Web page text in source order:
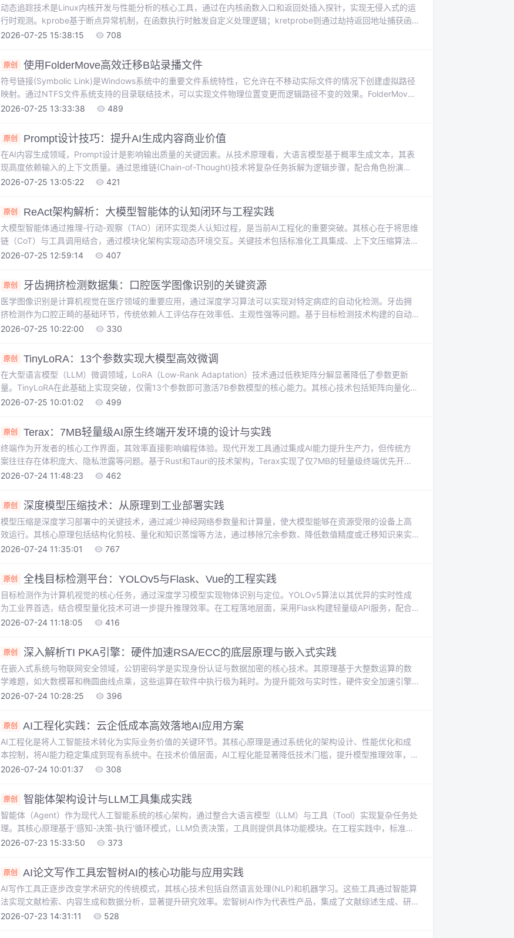
动态追踪技术是Linux内核开发与性能分析的核心工具，通过在内核函数入口和返回处插入探针，实现无侵入式的运
行时观测。kprobe基于断点异常机制，在函数执行时触发自定义处理逻辑；kretprobe则通过劫持返回地址捕获函
数返回值，两者协同可完整追踪函数调用链。这种技术在性能优化、延迟分析等场景具有重要价值，特别是在高频
性，成为构建可观测性系统的关键技术组件。
2026-07-25 15:38:15 708
原创 使用FolderMove高效迁移B站录播文件
符号链接(Symbolic Link)是Windows系统中的重要文件系统特性，它允许在不移动实际文件的情况下创建虚拟路径
映射。通过NTFS文件系统支持的目录联结技术，可以实现文件物理位置变更而逻辑路径不变的效果。FolderMove
工具基于这一原理，为B站UP主等需要管理大量视频文件的用户提供了完美的存储解决方案。该工具通过创建符号
应用程序继续正常访问。特别适合处理B站录播姬生成的分散视频文件，有效解决了传
2026-07-25 13:33:38 489
原创 Prompt设计技巧：提升AI生成内容商业价值
在AI内容生成领域，Prompt设计是影响输出质量的关键因素。从技术原理看，大语言模型基于概率生成文本，其表
现高度依赖输入的上下文质量。通过思维链(Chain-of-Thought)技术将复杂任务拆解为逻辑步骤，配合角色扮演
(Role-Playing)方法设定专业身份，可以显著提升生成内容的专业度和可用性。这些方法在电商文案生成、金融分析
输出约束和温度参数调节等技巧，能够帮助开发者构建更具竞争力的AI
2026-07-25 13:05:22 421
原创 ReAct架构解析：大模型智能体的认知闭环与工程实践
大模型智能体通过推理-行动-观察（TAO）闭环实现类人认知过程，是当前AI工程化的重要突破。其核心在于将思维
链（CoT）与工具调用结合，通过模块化架构实现动态环境交互。关键技术包括标准化工具集成、上下文压缩算法和
混合推理模式，在金融风控、智能客服等场景中显著提升任务准确率。ReAct架构支持并行工具调用和预测预加载等
体技术从实验室走向产业落地。
2026-07-25 12:59:14 407
原创 牙齿拥挤检测数据集：口腔医学图像识别的关键资源
医学图像识别是计算机视觉在医疗领域的重要应用，通过深度学习算法可以实现对特定病症的自动化检测。牙齿拥
挤检测作为口腔正畸的基础环节，传统依赖人工评估存在效率低、主观性强等问题。基于目标检测技术构建的自动
化解决方案，能够通过边界框精准定位牙齿拥挤区域，大幅提升诊断效率和一致性。牙齿拥挤数据集提供了3206张
于开发口腔正畸辅助诊断系统，通过YOLO等目标检测框架，可以实现牙齿拥挤程度的快速评估，为临床决策提供可
2026-07-25 10:22:00 330
原创 TinyLoRA：13个参数实现大模型高效微调
在大型语言模型（LLM）微调领域，LoRA（Low-Rank Adaptation）技术通过低秩矩阵分解显著降低了参数更新
量。TinyLoRA在此基础上实现突破，仅需13个参数即可激活7B参数模型的核心能力。其核心技术包括矩阵向量化、
全共享架构和高精度存储，结合强化学习（RL）框架，在数学推理等任务上达到接近全量微调的效果。这一发现不
试中，TinyLoRA+RL方案仅用26字节参数就实现了91%的准确率。
2026-07-25 10:01:02 499
原创 Terax：7MB轻量级AI原生终端开发环境的设计与实践
终端作为开发者的核心工作界面，其效率直接影响编程体验。现代开发工具通过集成AI能力提升生产力，但传统方
案往往存在体积庞大、隐私泄露等问题。基于Rust和Tauri的技术架构，Terax实现了仅7MB的轻量级终端优先开发
环境，将AI功能原生嵌入工作流。这种设计让开发者能在熟悉的命令行环境中直接使用代码补全、智能调试等AI辅助
重效率与安全性的开发者提供了新的选择。
2026-07-24 11:48:23 462
原创 深度模型压缩技术：从原理到工业部署实践
模型压缩是深度学习部署中的关键技术，通过减少神经网络参数量和计算量，使大模型能够在资源受限的设备上高
效运行。其核心原理包括结构化剪枝、量化和知识蒸馏等方法，通过移除冗余参数、降低数值精度或迁移知识来实
现模型轻量化。这些技术在移动端推理、边缘计算等场景具有重要价值，能显著降低内存占用和计算延迟。现代工
署时需考虑硬件兼容性，典型方案如PyTorch到TensorRT的转换链可提升4.8倍推理速度。当前前
2026-07-24 11:35:01 767
原创 全栈目标检测平台：YOLOv5与Flask、Vue的工程实践
目标检测作为计算机视觉的核心任务，通过深度学习模型实现物体识别与定位。YOLOv5算法以其优异的实时性成
为工业界首选，结合模型量化技术可进一步提升推理效率。在工程落地层面，采用Flask构建轻量级API服务，配合
Vue.js实现前后端分离架构，形成完整的AI应用闭环。项目中涉及的TorchScript模型转换、Celery异步任务等关键
监控、智能零售等场景具有广泛应用价值，也是大厂面试中展示工程能力的优质
2026-07-24 11:18:05 416
原创 深入解析TI PKA引擎：硬件加速RSA/ECC的底层原理与嵌入式实践
在嵌入式系统与物联网安全领域，公钥密码学是实现身份认证与数据加密的核心技术。其原理基于大整数运算的数
学难题，如大数模幂和椭圆曲线点乘，这些运算在软件中执行极为耗时。为提升能效与实时性，硬件安全加速引擎
应运而生，它通过专用协处理器并行处理复杂运算，释放主CPU资源。这种技术对于功耗敏感的设备（如智能门
置的PKA引擎为例，详解其如何通过PKCP指令集、模幂优化及ECC点乘硬件加速，为嵌入式安全提供坚实的算
2026-07-24 10:28:25 396
原创 AI工程化实践：云企低成本高效落地AI应用方案
AI工程化是将人工智能技术转化为实际业务价值的关键环节。其核心原理是通过系统化的架构设计、性能优化和成
本控制，将AI能力稳定集成到现有系统中。在技术价值层面，AI工程化能显著降低技术门槛，提升模型推理效率，实
现资源利用率最大化。当前在智能客服、内容生成、数据分析等应用场景中，通过合理的模型选型、缓存策略和异
Spring AI框架集成大模型API，结合Redis缓存和消息队列优化，能够有效应对AI落地过程中的性能
2026-07-24 10:01:37 308
原创 智能体架构设计与LLM工具集成实践
智能体（Agent）作为现代人工智能系统的核心架构，通过整合大语言模型（LLM）与工具（Tool）实现复杂任务处
理。其核心原理基于'感知-决策-执行'循环模式，LLM负责决策，工具则提供具体功能模块。在工程实践中，标准化
工具描述（如OpenAPI格式）和动态工具选择策略（嵌入相似度匹配、规则优先、LLM决策）是关键。这种架构广
统稳定性和安全性。
2026-07-23 15:33:50 373
原创 AI论文写作工具宏智树AI的核心功能与应用实践
AI写作工具正逐步改变学术研究的传统模式，其核心技术包括自然语言处理(NLP)和机器学习。这些工具通过智能算
法实现文献检索、内容生成和数据分析，显著提升研究效率。宏智树AI作为代表性产品，集成了文献综述生成、研
究方法推荐和数据分析等核心功能，特别适合处理跨学科研究课题。在实际应用中，该工具展现出优秀的中英文处
2026-07-23 14:31:11 528